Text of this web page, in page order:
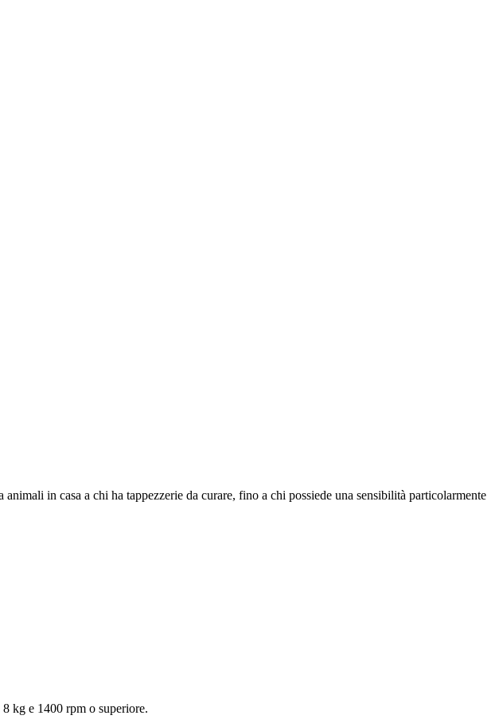
in casa a chi ha tappezzerie da curare, fino a chi possiede una sensibilità particolarmente
kg e 1400 rpm o superiore.